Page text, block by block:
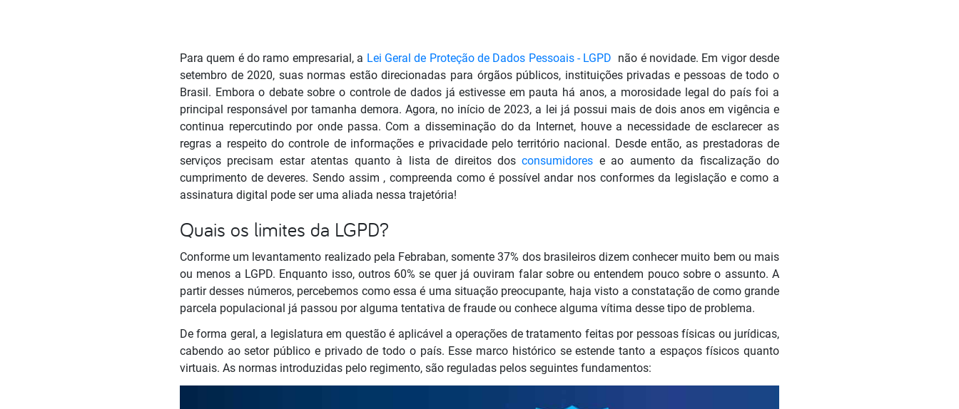
Para quem é do ramo empresarial, a Lei Geral de Proteção de Dados Pessoais - LGPD não é novidade. Em vigor desde
setembro de 2020, suas normas estão direcionadas para órgãos públicos, instituições privadas e pessoas de todo o
Brasil. Embora o debate sobre o controle de dados já estivesse em pauta há anos, a morosidade legal do país foi a
principal responsável por tamanha demora. Agora, no início de 2023, a lei já possui mais de dois anos em vigência e
continua repercutindo por onde passa. Com a disseminação do da Internet, houve a necessidade de esclarecer as
regras a respeito do controle de informações e privacidade pelo território nacional. Desde então, as prestadoras de
serviços precisam estar atentas quanto à lista de direitos dosconsumidores e ao aumento da fiscalização do
cumprimento de deveres. Sendo assim , compreenda como é possível andar nos conformes da legislação e como a
assinatura digital pode ser uma aliada nessa trajetória!
Quais os limites da LGPD?
Conforme um levantamento realizado pela Febraban, somente 37% dos brasileiros dizem conhecer muito bem ou mais
ou menos a LGPD. Enquanto isso, outros 60% se quer já ouviram falar sobre ou entendem pouco sobre o assunto. A
partir desses números, percebemos como essa é uma situação preocupante, haja visto a constatação de como grande
parcela populacional já passou por alguma tentativa de fraude ou conhece alguma vítima desse tipo de problema.
De forma geral, a legislatura em questão é aplicável a operações de tratamento feitas por pessoas físicas ou jurídicas,
cabendo ao setor público e privado de todo o país. Esse marco histórico se estende tanto a espaços físicos quanto
virtuais. As normas introduzidas pelo regimento, são reguladas pelos seguintes fundamentos: